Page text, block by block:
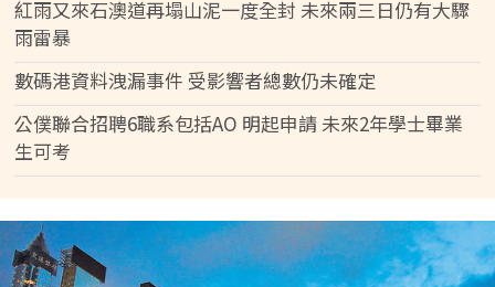
紅雨又來石澳道再塌山泥一度全封 未來兩三日仍有大驟
雨雷暴
數碼港資料洩漏事件 受影響者總數仍未確定
公僕聯合招聘6職系包括AO 明起申請 未來2年學士畢業
生可考